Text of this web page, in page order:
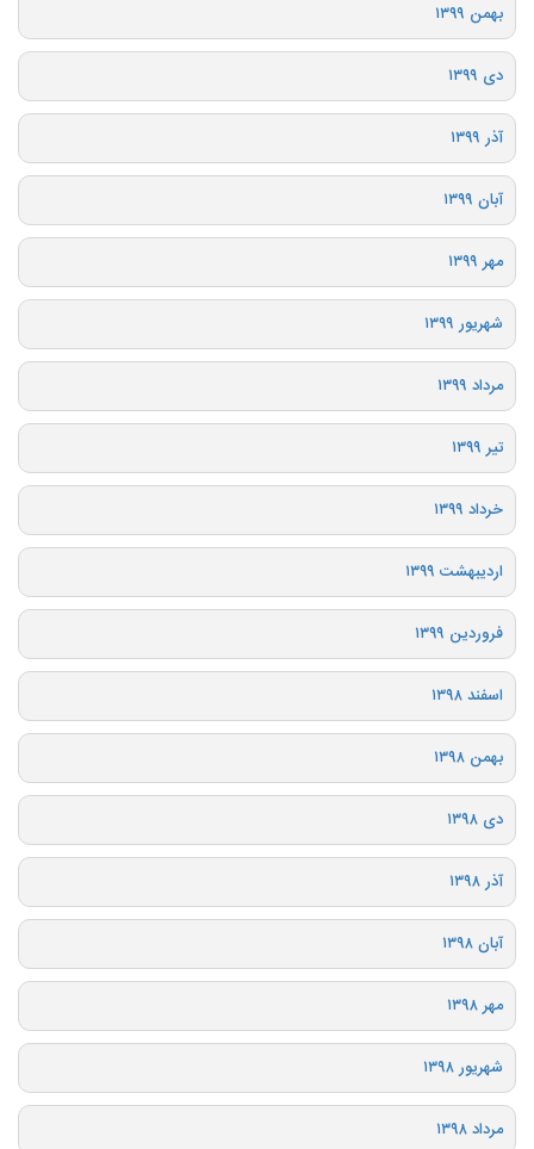
بهمن ۱۳۹۹
دی ۱۳۹۹
آذر ۱۳۹۹
آبان ۱۳۹۹
مهر ۱۳۹۹
شهریور ۱۳۹۹
مرداد ۱۳۹۹
تیر ۱۳۹۹
خرداد ۱۳۹۹
اردیبهشت ۱۳۹۹
فروردین ۱۳۹۹
اسفند ۱۳۹۸
بهمن ۱۳۹۸
دی ۱۳۹۸
آذر ۱۳۹۸
آبان ۱۳۹۸
مهر ۱۳۹۸
شهریور ۱۳۹۸
مرداد ۱۳۹۸